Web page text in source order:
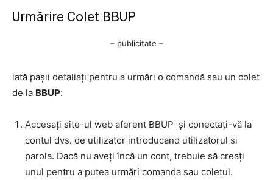
Urmărire Colet BBUP
– publicitate –
iată pașii detaliați pentru a urmări o comandă sau un colet
de la BBUP:
Accesați site-ul web aferent BBUP și conectați-vă la
contul dvs. de utilizator introducand utilizatorul si
parola. Dacă nu aveți încă un cont, trebuie să creați
unul pentru a putea urmări comanda sau coletul.